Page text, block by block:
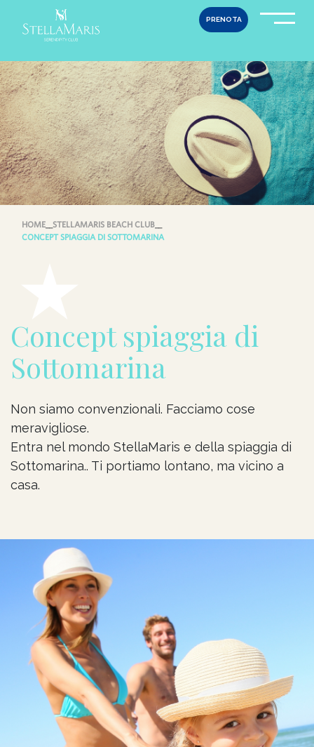
PRENOTA
HOME STELLAMARIS BEACH CLUB
CONCEPT SPIAGGIA DI SOTTOMARINA
Concept spiaggia di
Sottomarina
Non siamo convenzionali. Facciamo cose
meravigliose.
Entra nel mondo StellaMaris e della spiaggia di
Sottomarina.. Ti portiamo lontano, ma vicino a
casa.